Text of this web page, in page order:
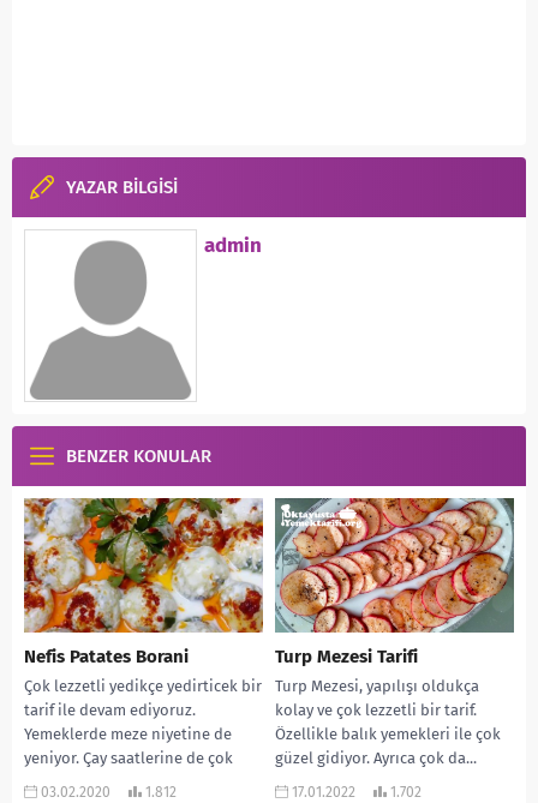
YAZAR BİLGİSİ
admin
BENZER KONULAR
Nefis Patates Borani
Çok lezzetli yedikçe yedirticek bir
tarif ile devam ediyoruz.
Yemeklerde meze niyetine de
yeniyor. Çay saatlerine de çok
yakışıyor. Özellikle...
03.02.2020 1.812
Turp Mezesi Tarifi
Turp Mezesi, yapılışı oldukça
kolay ve çok lezzetli bir tarif.
Özellikle balık yemekleri ile çok
güzel gidiyor. Ayrıca çok da...
17.01.2022 1.702